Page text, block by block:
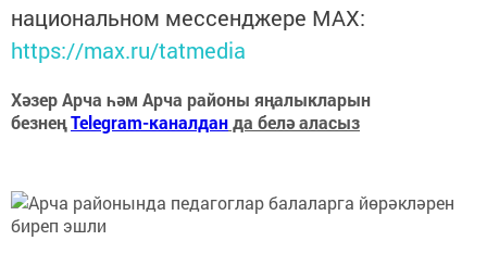
национальном мессенджере MАХ:
https://max.ru/tatmedia
Хәзер Арча һәм Арча районы яңалыкларын
безнеңTelegram-каналданда белә аласыз